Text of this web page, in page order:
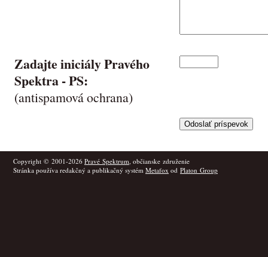
Zadajte iniciály Pravého
Spektra -PS:
(antispamová ochrana)
Copyright © 2001-2026 Pravé Spektrum, občianske združenie
Stránka používa redakčný a publikačný systém Metafox od Platon Group